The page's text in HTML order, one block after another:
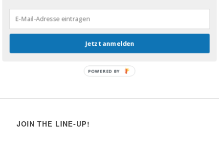
JOIN THE LINE-UP!
Jetzt anmelden
POWERED BY